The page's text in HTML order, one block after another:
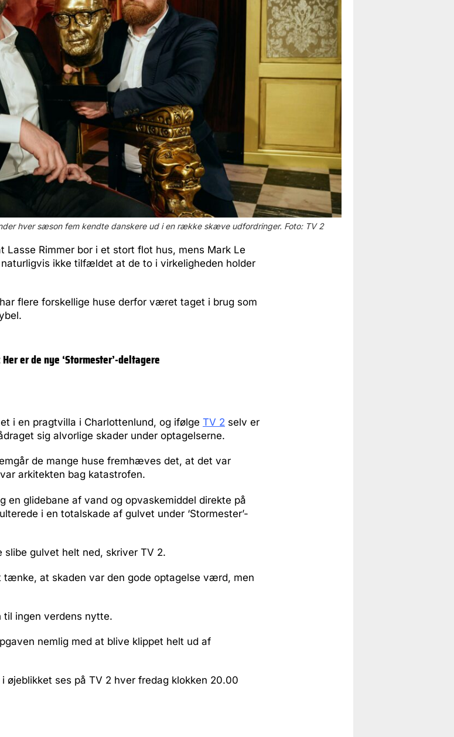
hver sæson fem kendte danskere ud i en række skæve udfordringer. Foto: TV 2
Lasse Rimmer bor i et stort flot hus, mens Mark Le
ikke tilfældet at de to i virkeligheden holder
flere forskellige huse derfor været taget i brug som
er de nye ‘Stormester’-deltagere
i en pragtvilla i Charlottenlund, og ifølge TV 2 selv er
sig alvorlige skader under optagelserne.
de mange huse fremhæves det, at det var
arkitekten bag katastrofen.
en glidebane af vand og opvaskemiddel direkte på
i en totalskade af gulvet under ‘Stormester’-
gulvet helt ned, skriver TV 2.
tænke, at skaden var den gode optagelse værd, men
til ingen verdens nytte.
nemlig med at blive klippet helt ud af
i øjeblikket ses på TV 2 hver fredag klokken 20.00